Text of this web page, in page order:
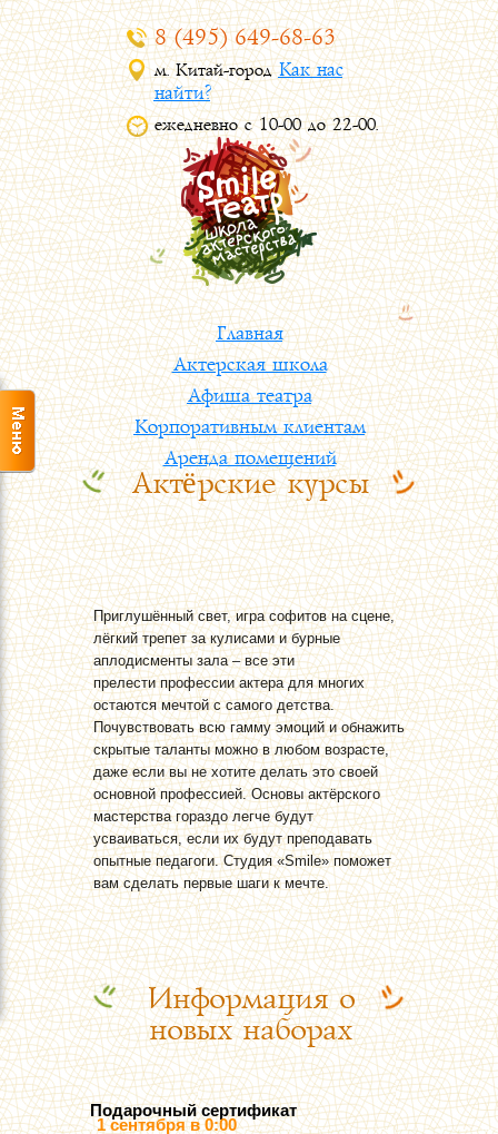
8 (495) 649-68-63
м. Китай-город Как нас
найти?
ежедневно с 10-00 до 22-00.
Главная
Актерская школа
Афиша театра
Корпоративным клиентам
Аренда помещений
Контакты
Актёрские курсы
Приглушённый свет, игра софитов на сцене,
лёгкий трепет за кулисами и бурные
аплодисменты зала – все эти
прелести профессии актера для многих
остаются мечтой с самого детства.
Почувствовать всю гамму эмоций и обнажить
скрытые таланты можно в любом возрасте,
даже если вы не хотите делать это своей
основной профессией. Основы актёрского
мастерства гораздо легче будут
усваиваться, если их будут преподавать
опытные педагоги. Студия «Smile» поможет
вам сделать первые шаги к мечте.
Информация о
новых наборах
Подарочный сертификат
1 сентября в 0:00